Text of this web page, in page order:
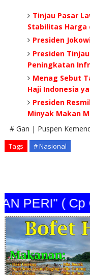
Tinjau Pasar
Stabilitas Harga
Presiden
Presiden
Peningkatan
Menag Sebut
Haji Indonesia
Presiden
Minyak Makan
# Gan | Puspen
Tags # Nasional
PERI" ( Cp